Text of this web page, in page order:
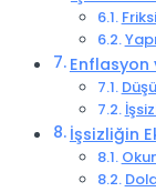
Enflasyon
İşsizliğin